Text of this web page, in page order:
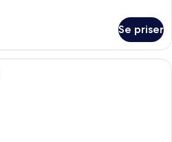
Se priser
En rummelig stue med pejs, stort